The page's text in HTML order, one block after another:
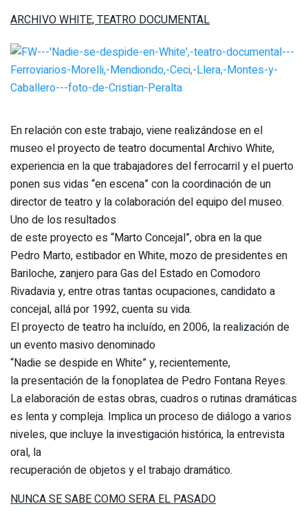
ARCHIVO WHITE, TEATRO DOCUMENTAL
En relación con este trabajo, viene realizándose en el
museo el proyecto de teatro documental Archivo White,
experiencia en la que trabajadores del ferrocarril y el puerto
ponen sus vidas “en escena” con la coordinación de un
director de teatro y la colaboración del equipo del museo.
Uno de los resultados
de este proyecto es “Marto Concejal”, obra en la que
Pedro Marto, estibador en White, mozo de presidentes en
Bariloche, zanjero para Gas del Estado en Comodoro
Rivadavia y, entre otras tantas ocupaciones, candidato a
concejal, allá por 1992, cuenta su vida.
El proyecto de teatro ha incluído, en 2006, la realización de
un evento masivo denominado
“Nadie se despide en White” y, recientemente,
la presentación de la fonoplatea de Pedro Fontana Reyes.
La elaboración de estas obras, cuadros o rutinas dramáticas
es lenta y compleja. Implica un proceso de diálogo a varios
niveles, que incluye la investigación histórica, la entrevista
oral, la
recuperación de objetos y el trabajo dramático.
NUNCA SE SABE COMO SERA EL PASADO